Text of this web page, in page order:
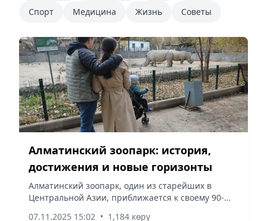
Спорт
Медицина Жизнь Советы
Алматинский зоопарк: история,
достижения и новые горизонты
Алматинский зоопарк, один из старейших в
Центральной Азии, приближается к своему 90-
07.11.2025 15:02 • 1,184 көру